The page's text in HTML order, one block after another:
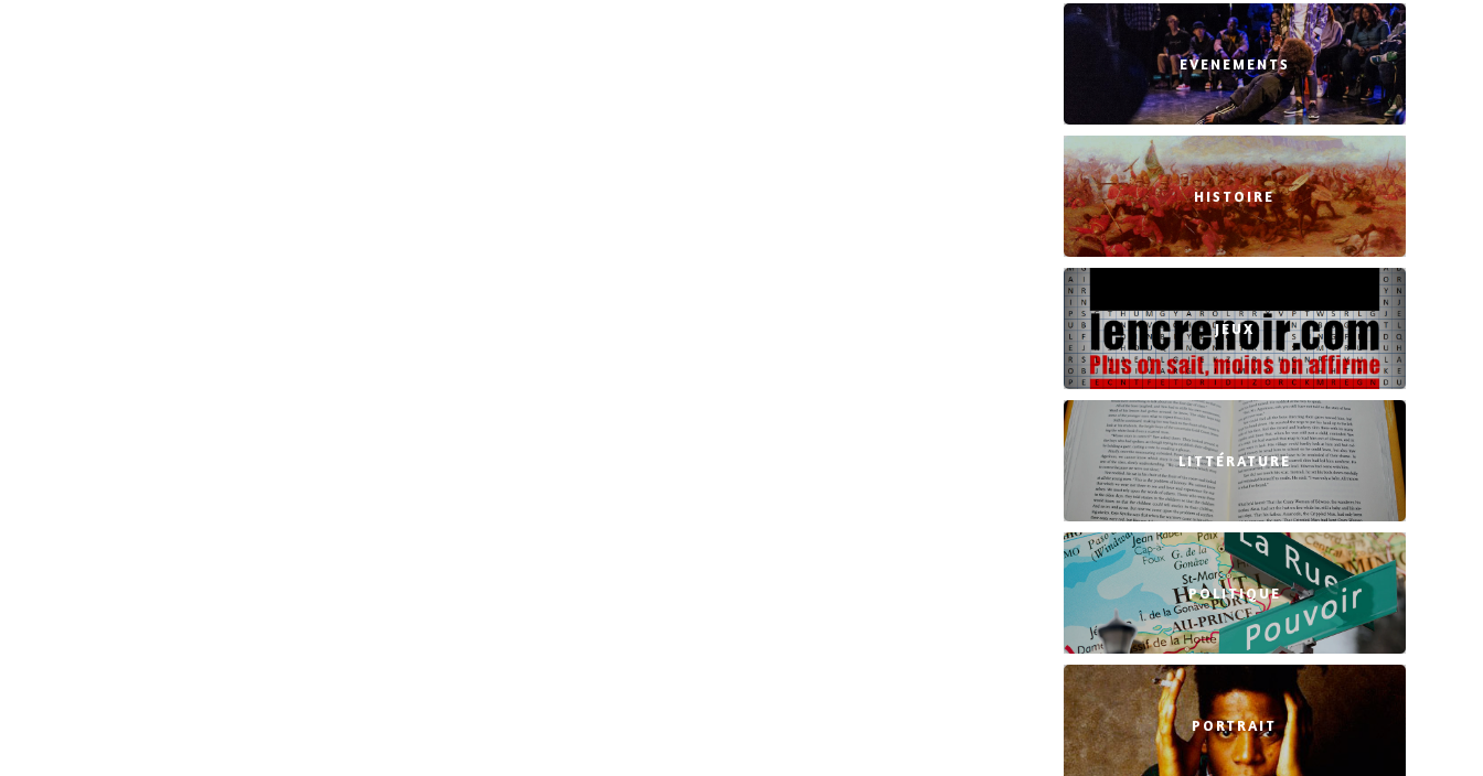
EVENEMENTS
HISTOIRE
JEUX
LITTÉRATURE
POLITIQUE
PORTRAIT